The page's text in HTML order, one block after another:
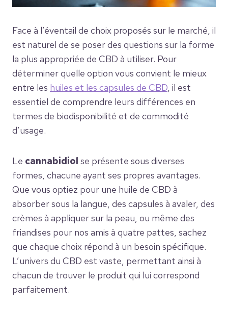
Face à l’éventail de choix proposés sur le marché, il
est naturel de se poser des questions sur la forme
la plus appropriée de CBD à utiliser. Pour
déterminer quelle option vous convient le mieux
entre les huiles et les capsules de CBD, il est
essentiel de comprendre leurs différences en
termes de biodisponibilité et de commodité
d’usage.
Le cannabidiol se présente sous diverses
formes, chacune ayant ses propres avantages.
Que vous optiez pour une huile de CBD à
absorber sous la langue, des capsules à avaler, des
crèmes à appliquer sur la peau, ou même des
friandises pour nos amis à quatre pattes, sachez
que chaque choix répond à un besoin spécifique.
L’univers du CBD est vaste, permettant ainsi à
chacun de trouver le produit qui lui correspond
parfaitement.